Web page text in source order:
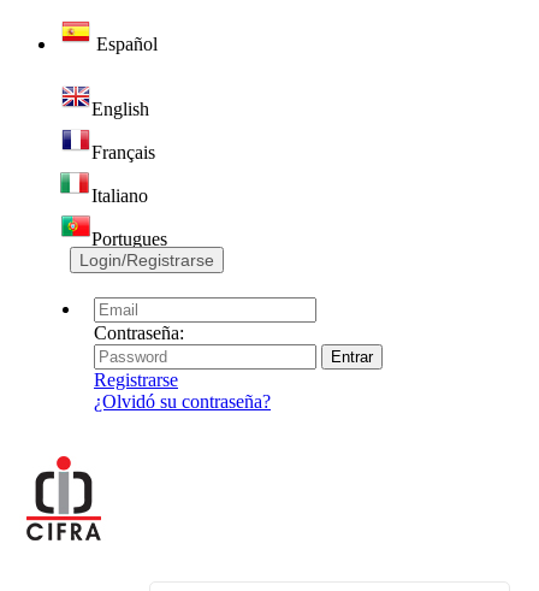
Español
English
Français
Italiano
Portugues
Login/Registrarse
Contraseña:
Registrarse
¿Olvidó su contraseña?